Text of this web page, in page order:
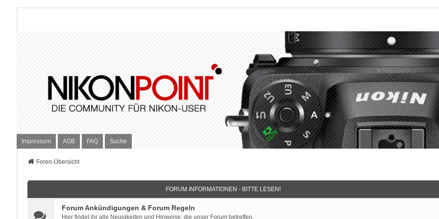
Impressum AGB FAQ Suche
Foren-Übersicht
FORUM INFORMATIONEN - BITTE LESEN!
Forum Ankündigungen & Forum Regeln
Hier findet ihr alle Neuigkeiten und Hinweise, die unser Forum betreffen.